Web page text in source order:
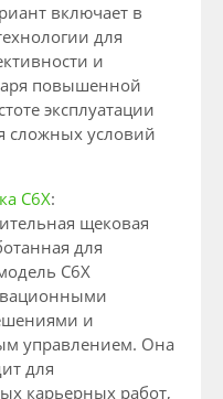
включает в
для
и
повышенной
эксплуатации
сложных условий
C6X:
щековая
для
C6X
и
управлением. Она
для
карьерных работ,